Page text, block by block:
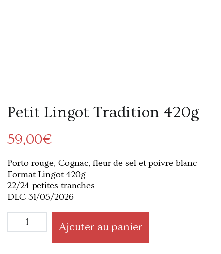
Petit Lingot Tradition 420g
59,00€
Porto rouge, Cognac, fleur de sel et poivre blanc
Format Lingot 420g
22/24 petites tranches
DLC 31/05/2026
Ajouter au panier